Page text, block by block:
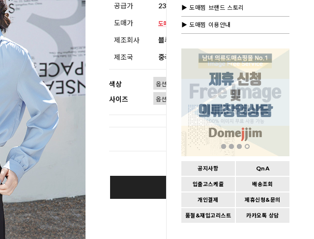
▶ 도매찜 브랜드 스토리
▶ 도매찜 이용안내
공지사항 QnA
입출고스케쥴 배송조회
개인결제 제휴신청&문의
품절&재입고리스트 카카오톡 상담
공급가 23,000원 (부가세별도)
도매가
제조회사 블루모드제휴사
제조국 중국
색상
사이즈
BUY IT NOW
Cart | Wishlist